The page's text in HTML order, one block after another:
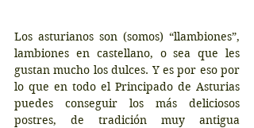
Los asturianos son (somos) “llambiones”,
lambiones en castellano, o sea que les
gustan mucho los dulces. Y es por eso por
lo que en todo el Principado de Asturias
puedes conseguir los más deliciosos
postres, de tradición muy antigua